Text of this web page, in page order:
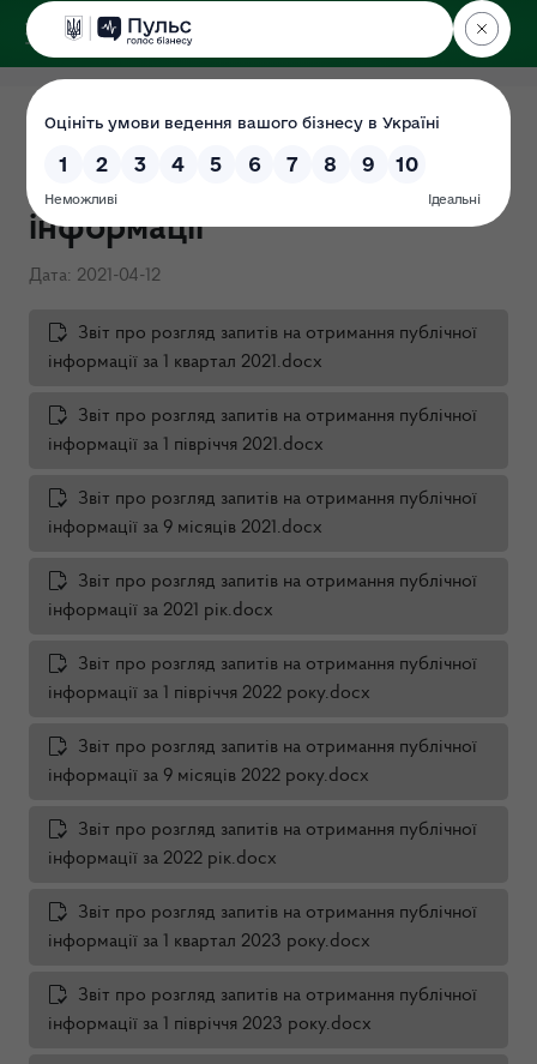
ДЕРЖЕКОІНСПЕКЦІЯ
Звіти про розгляд запитів на
отримання публічної
інформації
Дата: 2021-04-12
Звіт про розгляд запитів на отримання публічної
інформації за 1 квартал 2021.docx
Звіт про розгляд запитів на отримання публічної
інформації за 1 півріччя 2021.docx
Звіт про розгляд запитів на отримання публічної
інформації за 9 місяців 2021.docx
Звіт про розгляд запитів на отримання публічної
інформації за 2021 рік.docx
Звіт про розгляд запитів на отримання публічної
інформації за 1 півріччя 2022 року.docx
Звіт про розгляд запитів на отримання публічної
інформації за 9 місяців 2022 року.docx
Звіт про розгляд запитів на отримання публічної
інформації за 2022 рік.docx
Звіт про розгляд запитів на отримання публічної
інформації за 1 квартал 2023 року.docx
Звіт про розгляд запитів на отримання публічної
інформації за 1 півріччя 2023 року.docx